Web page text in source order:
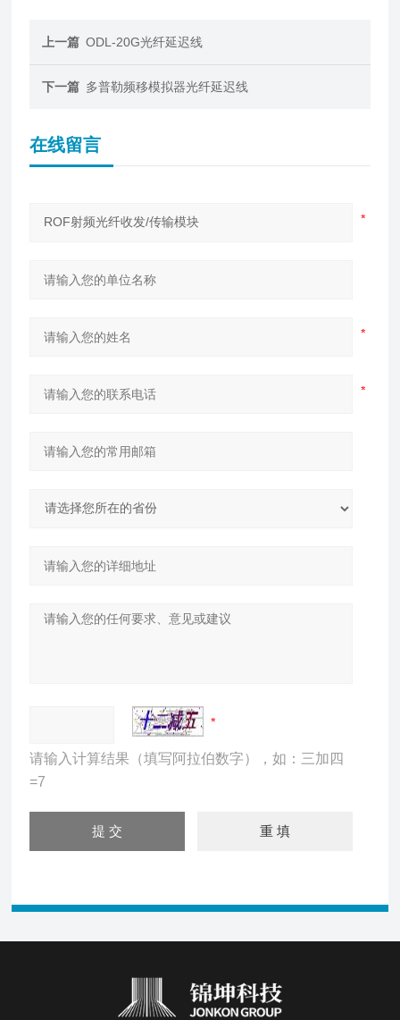
上一篇 ODL-20G光纤延迟线
下一篇 多普勒频移模拟器光纤延迟线
在线留言
请输入计算结果（填写阿拉伯数字），如：三加四
=7